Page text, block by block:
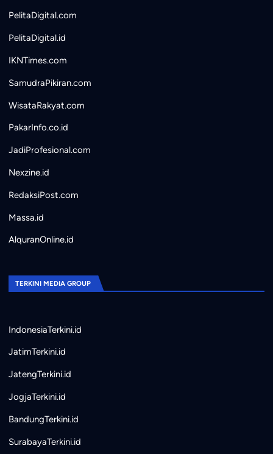
PelitaDigital.com
PelitaDigital.id
IKNTimes.com
SamudraPikiran.com
WisataRakyat.com
PakarInfo.co.id
JadiProfesional.com
Nexzine.id
RedaksiPost.com
Massa.id
AlquranOnline.id
TERKINI MEDIA GROUP
IndonesiaTerkini.id
JatimTerkini.id
JatengTerkini.id
JogjaTerkini.id
BandungTerkini.id
SurabayaTerkini.id